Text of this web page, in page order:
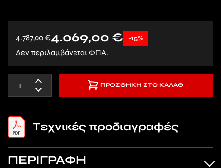
4.787,00€4.069,00 € -15%
Δεν περιλαμβάνεται ΦΠΑ.
ΠΡΟΣΘΉΚΗ ΣΤΟ ΚΑΛΆΘΙ
Tεχνικές προδιαγραφές
ΠΕΡΙΓΡΑΦΗ